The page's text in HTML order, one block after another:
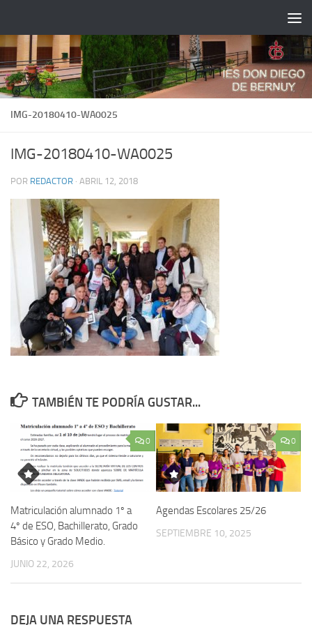
IMG-20180410-WA0025
IMG-20180410-WA0025
POR REDACTOR · ABRIL 12, 2018
TAMBIÉN TE PODRÍA GUSTAR...
0
Matriculación alumnado 1º a
4º de ESO, Bachillerato, Grado
Básico y Grado Medio.
JUNIO 22, 2026
0
Agendas Escolares 25/26
SEPTIEMBRE 10, 2025
DEJA UNA RESPUESTA